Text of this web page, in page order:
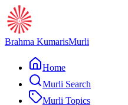
Brahma KumarisMurli
Home
Murli Search
Murli Topics